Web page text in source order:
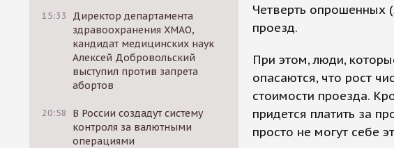
15:33
Директор департамента
здравоохранения ХМАО,
кандидат медицинских наук
Алексей Добровольский
выступил против запрета
абортов
20:58
В России создадут систему
контроля за валютными
операциями
Четверть опрошенных
проезд.
При этом, люди,
опасаются, что рост
стоимости проезда.
придется платить за
просто не могут себе